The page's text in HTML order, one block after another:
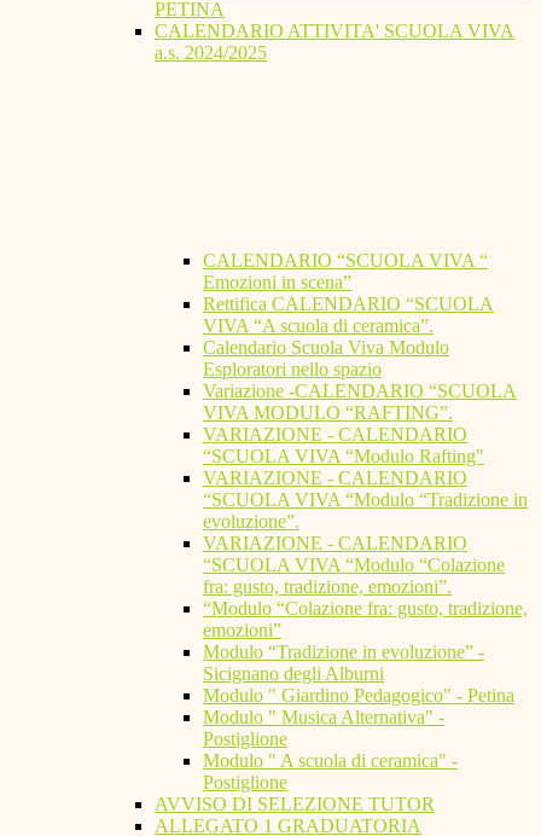
PETINA
CALENDARIO ATTIVITA' SCUOLA VIVA
a.s. 2024/2025
CALENDARIO “SCUOLA VIVA “
Emozioni in scena”
Rettifica CALENDARIO “SCUOLA
VIVA “A scuola di ceramica”.
Calendario Scuola Viva Modulo
Esploratori nello spazio
Variazione -CALENDARIO “SCUOLA
VIVA MODULO “RAFTING”.
VARIAZIONE - CALENDARIO
“SCUOLA VIVA “Modulo Rafting"
VARIAZIONE - CALENDARIO
“SCUOLA VIVA “Modulo “Tradizione in
evoluzione”.
VARIAZIONE - CALENDARIO
“SCUOLA VIVA “Modulo “Colazione
fra: gusto, tradizione, emozioni”.
“Modulo “Colazione fra: gusto, tradizione,
emozioni”
Modulo “Tradizione in evoluzione” -
Sicignano degli Alburni
Modulo " Giardino Pedagogico" - Petina
Modulo " Musica Alternativa" -
Postiglione
Modulo " A scuola di ceramica" -
Postiglione
AVVISO DI SELEZIONE TUTOR
ALLEGATO 1 GRADUATORIA